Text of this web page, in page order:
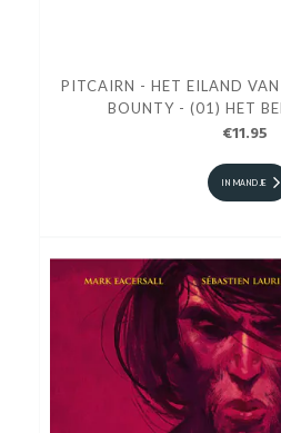
PITCAIRN - HET EILAND
BOUNTY - (01) HET
€11.95
IN MANDJE